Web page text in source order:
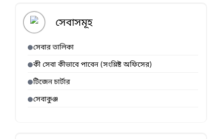
সেবাসমূহ
সেবার তালিকা
কী সেবা কীভাবে পাবেন (সংশ্লিষ্ট অফিসের)
টিজেন চার্টার
সেবাকুঞ্জ